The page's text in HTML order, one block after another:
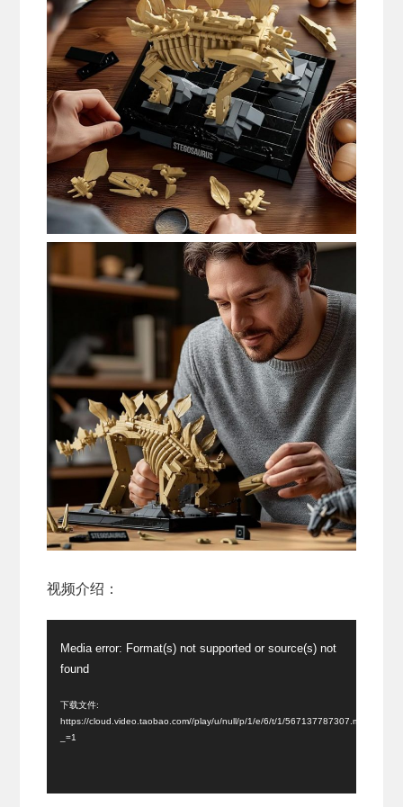
视频介绍：
放
Media error: Format(s) not supported or source(s) not
found
下载文件:
https://cloud.video.taobao.com//play/u/null/p/1/e/6/t/1/567137787307.mp4?
_=1